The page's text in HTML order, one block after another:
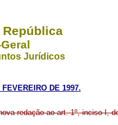
Jurídicos
FEVEREIRO DE 1997.
redação ao art. 1º, inciso I,